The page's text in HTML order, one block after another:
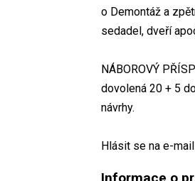
o Demontáž a
sedadel, dveří
NÁBOROVÝ
dovolená 20 + 5
návrhy.
Hlásit se na e-
Informace o